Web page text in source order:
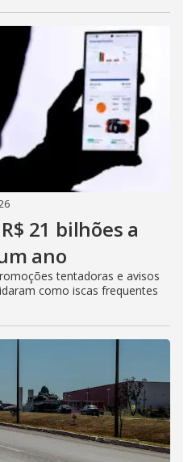
21 bilhões a
ano
tentadoras e avisos
como iscas frequentes